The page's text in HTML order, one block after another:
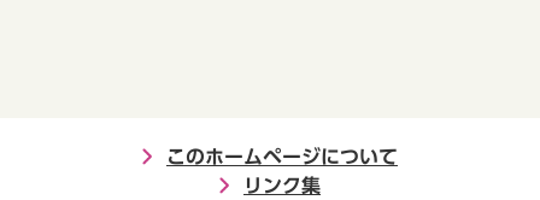
このホームページについて
リンク集